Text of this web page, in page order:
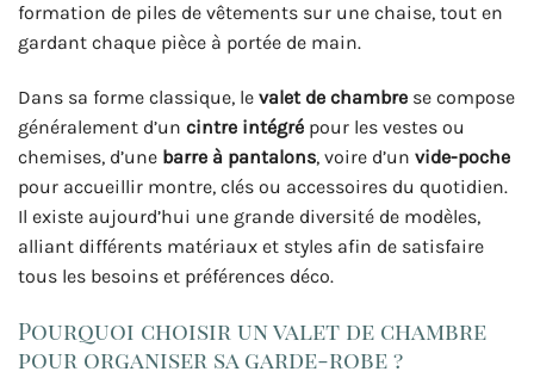
formation de piles de vêtements sur une chaise, tout en
gardant chaque pièce à portée de main.
Dans sa forme classique, le valet de chambre se compose
généralement d’un cintre intégré pour les vestes ou
chemises, d’une barre à pantalons, voire d’un vide-poche
pour accueillir montre, clés ou accessoires du quotidien.
Il existe aujourd’hui une grande diversité de modèles,
alliant différents matériaux et styles afin de satisfaire
tous les besoins et préférences déco.
Pourquoi choisir un valet de chambre
pour organiser sa garde-robe ?